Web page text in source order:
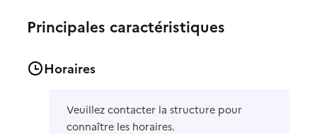
Principales caractéristiques
Horaires
Veuillez contacter la structure pour
connaître les horaires.